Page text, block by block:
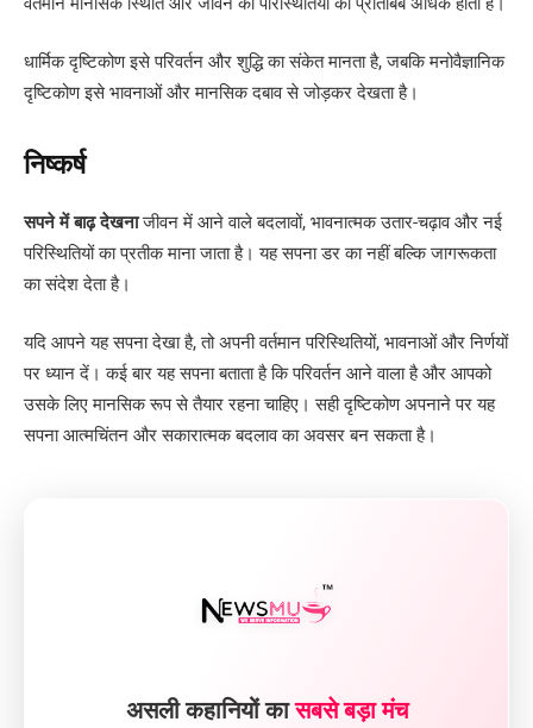
धार्मिक दृष्टिकोण इसे परिवर्तन और शुद्धि का संकेत मानता है, जबकि मनोवैज्ञानिक
दृष्टिकोण इसे भावनाओं और मानसिक दबाव से जोड़कर देखता है।
निष्कर्ष
सपने में बाढ़ देखनाजीवन में आने वाले बदलावों, भावनात्मक उतार-चढ़ाव और नई
परिस्थितियों का प्रतीक माना जाता है। यह सपना डर का नहीं बल्कि जागरूकता
का संदेश देता है।
यदि आपने यह सपना देखा है, तो अपनी वर्तमान परिस्थितियों, भावनाओं और निर्णयों
पर ध्यान दें। कई बार यह सपना बताता है कि परिवर्तन आने वाला है और आपको
उसके लिए मानसिक रूप से तैयार रहना चाहिए। सही दृष्टिकोण अपनाने पर यह
सपना आत्मचिंतन और सकारात्मक बदलाव का अवसर बन सकता है।
असली कहानियों कासबसे बड़ा मंच